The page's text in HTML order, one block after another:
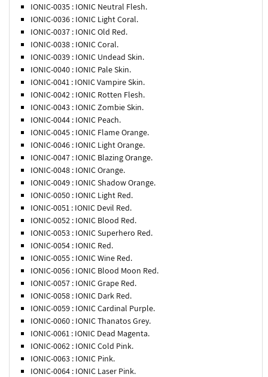
IONIC-0035 : IONIC Neutral Flesh.
IONIC-0036 : IONIC Light Coral.
IONIC-0037 : IONIC Old Red.
IONIC-0038 : IONIC Coral.
IONIC-0039 : IONIC Undead Skin.
IONIC-0040 : IONIC Pale Skin.
IONIC-0041 : IONIC Vampire Skin.
IONIC-0042 : IONIC Rotten Flesh.
IONIC-0043 : IONIC Zombie Skin.
IONIC-0044 : IONIC Peach.
IONIC-0045 : IONIC Flame Orange.
IONIC-0046 : IONIC Light Orange.
IONIC-0047 : IONIC Blazing Orange.
IONIC-0048 : IONIC Orange.
IONIC-0049 : IONIC Shadow Orange.
IONIC-0050 : IONIC Light Red.
IONIC-0051 : IONIC Devil Red.
IONIC-0052 : IONIC Blood Red.
IONIC-0053 : IONIC Superhero Red.
IONIC-0054 : IONIC Red.
IONIC-0055 : IONIC Wine Red.
IONIC-0056 : IONIC Blood Moon Red.
IONIC-0057 : IONIC Grape Red.
IONIC-0058 : IONIC Dark Red.
IONIC-0059 : IONIC Cardinal Purple.
IONIC-0060 : IONIC Thanatos Grey.
IONIC-0061 : IONIC Dead Magenta.
IONIC-0062 : IONIC Cold Pink.
IONIC-0063 : IONIC Pink.
IONIC-0064 : IONIC Laser Pink.